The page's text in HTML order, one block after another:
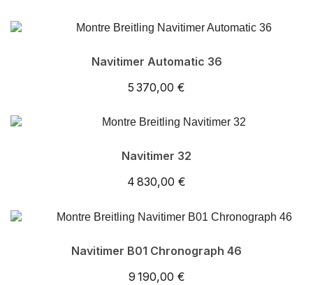
Navitimer Automatic 36
5 370,00 €
Navitimer 32
4 830,00 €
Navitimer B01 Chronograph 46
9 190,00 €